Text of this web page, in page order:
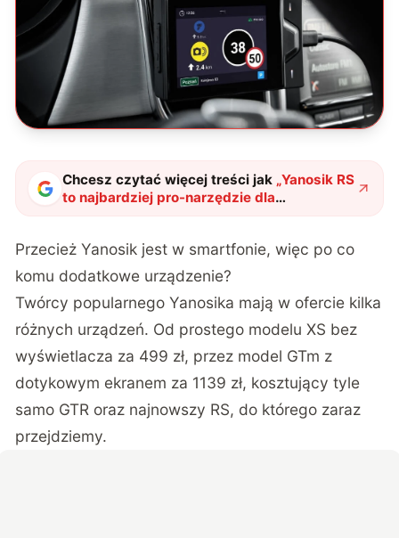
Chcesz czytać więcej treści jak „Yanosik RS
to najbardziej pro-narzędzie dla
prawdziwych szeryfów"?
Przecież Yanosik jest w smartfonie, więc po co
komu dodatkowe urządzenie?
Twórcy popularnego Yanosika mają w ofercie kilka
różnych urządzeń. Od prostego modelu XS bez
wyświetlacza za 499 zł, przez model GTm z
dotykowym ekranem za 1139 zł, kosztujący tyle
samo GTR oraz najnowszy RS, do którego zaraz
przejdziemy.